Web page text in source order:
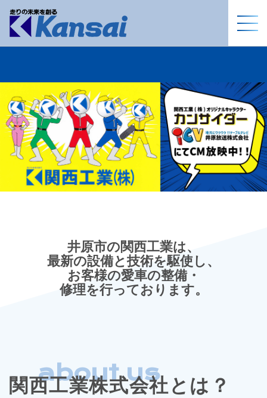
井原市の関西工業は、
最新の設備と技術を駆使し、
お客様の愛車の整備・
修理を行っております。
関西工業株式会社とは？
about us